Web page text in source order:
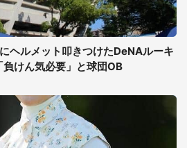
ヘルメット叩きつけたDeNAルーキ
けん気必要」と球団OB